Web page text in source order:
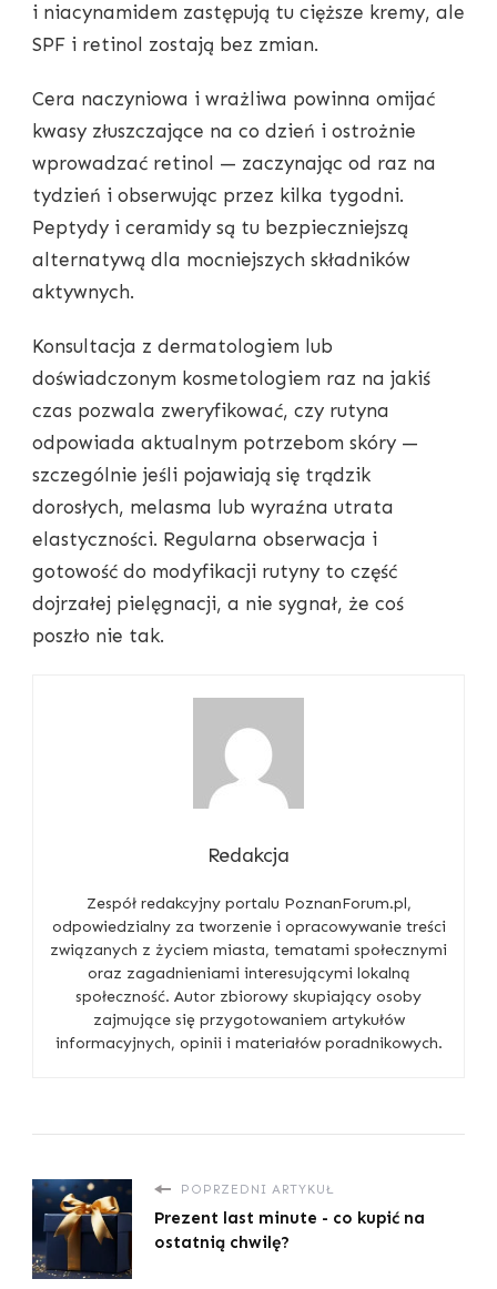
i niacynamidem zastępują tu cięższe kremy, ale
SPF i retinol zostają bez zmian.
Cera naczyniowa i wrażliwa powinna omijać
kwasy złuszczające na co dzień i ostrożnie
wprowadzać retinol — zaczynając od raz na
tydzień i obserwując przez kilka tygodni.
Peptydy i ceramidy są tu bezpieczniejszą
alternatywą dla mocniejszych składników
aktywnych.
Konsultacja z dermatologiem lub
doświadczonym kosmetologiem raz na jakiś
czas pozwala zweryfikować, czy rutyna
odpowiada aktualnym potrzebom skóry —
szczególnie jeśli pojawiają się trądzik
dorosłych, melasma lub wyraźna utrata
elastyczności. Regularna obserwacja i
gotowość do modyfikacji rutyny to część
dojrzałej pielęgnacji, a nie sygnał, że coś
poszło nie tak.
Redakcja
Zespół redakcyjny portalu PoznanForum.pl,
odpowiedzialny za tworzenie i opracowywanie treści
związanych z życiem miasta, tematami społecznymi
oraz zagadnieniami interesującymi lokalną
społeczność. Autor zbiorowy skupiający osoby
zajmujące się przygotowaniem artykułów
informacyjnych, opinii i materiałów poradnikowych.
POPRZEDNI ARTYKUŁ
Prezent last minute - co kupić na
ostatnią chwilę?